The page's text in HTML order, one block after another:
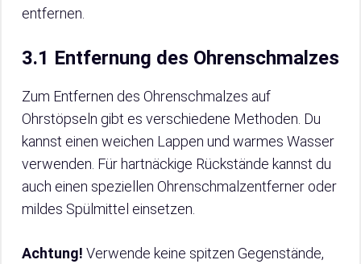
entfernen.
3.1 Entfernung des Ohrenschmalzes
Zum Entfernen des Ohrenschmalzes auf
Ohrstöpseln gibt es verschiedene Methoden. Du
kannst einen weichen Lappen und warmes Wasser
verwenden. Für hartnäckige Rückstände kannst du
auch einen speziellen Ohrenschmalzentferner oder
mildes Spülmittel einsetzen.
Achtung! Verwende keine spitzen Gegenstände,